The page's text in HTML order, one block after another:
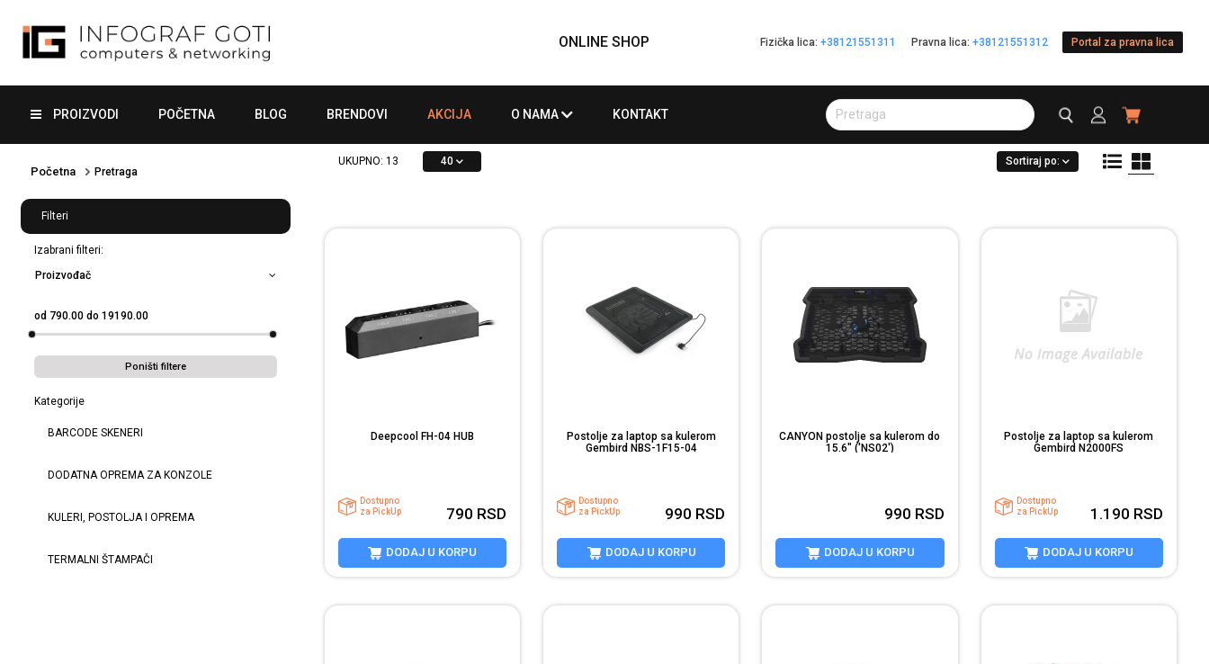
ONLINE SHOP Fizička lica: +38121551311 Pravna lica: +38121551312 Portal za pravna lica
PROIZVODI POČETNA BLOG BRENDOVI AKCIJA O NAMA KONTAKT
Početna Pretraga
Filteri
Izabrani filteri:
Proizvođač
od 790.00 do 19190.00
Poništi filtere
Kategorije
BARCODE SKENERI
DODATNA OPREMA ZA KONZOLE
KULERI, POSTOLJA I OPREMA
TERMALNI ŠTAMPAČI
UKUPNO: 13 40 Sortiraj po:
Deepcool FH-04 HUB
Dostupno
za PickUp
790 RSD
DODAJ U KORPU
Postolje za laptop sa kulerom
Gembird NBS-1F15-04
Dostupno
za PickUp
990 RSD
DODAJ U KORPU
CANYON postolje sa kulerom do
15.6" ('NS02')
990 RSD
DODAJ U KORPU
Postolje za laptop sa kulerom
Gembird N2000FS
Dostupno
za PickUp
1.190 RSD
DODAJ U KORPU